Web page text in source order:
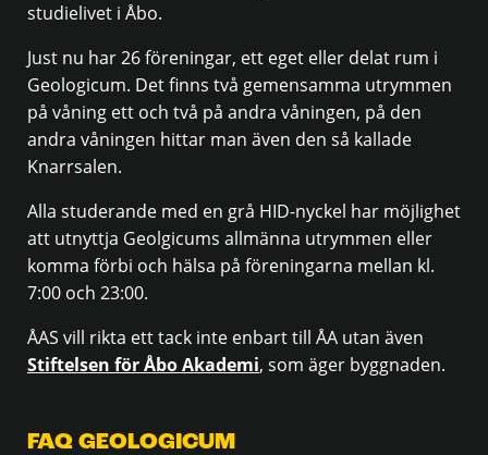
studielivet i Åbo.
Just nu har 26 föreningar, ett eget eller delat rum i
Geologicum. Det finns två gemensamma utrymmen
på våning ett och två på andra våningen, på den
andra våningen hittar man även den så kallade
Knarrsalen.
Alla studerande med en grå HID-nyckel har möjlighet
att utnyttja Geolgicums allmänna utrymmen eller
komma förbi och hälsa på föreningarna mellan kl.
7:00 och 23:00.
ÅAS vill rikta ett tack inte enbart till ÅA utan även
Stiftelsen för Åbo Akademi, som äger byggnaden.
FAQ GEOLOGICUM